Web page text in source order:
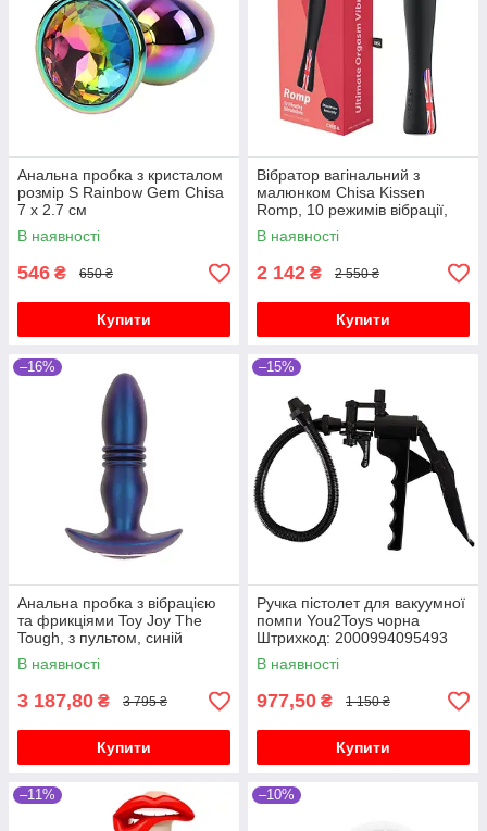
Анальна пробка з кристалом
розмір S Rainbow Gem Chisa
7 х 2.7 см
В наявності
546 ₴ 650 ₴
Купити
Вібратор вагінальний з
малюнком Chisa Kissen
Romp, 10 режимів вібрації,
чорний
В наявності
2 142 ₴ 2 550 ₴
Купити
–16%
Анальна пробка з вібрацією
та фрикціями Toy Joy The
Tough, з пультом, синій
В наявності
3 187,80 ₴ 3 795 ₴
Купити
–15%
Ручка пістолет для вакуумної
помпи You2Toys чорна
Штрихкод: 2000994095493
В наявності
977,50 ₴ 1 150 ₴
Купити
–11% –10%